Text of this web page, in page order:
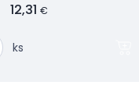
12,31 €
ks